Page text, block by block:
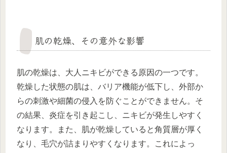
肌の乾燥、その意外な影響
肌の乾燥は、大人ニキビができる原因の一つです。
乾燥した状態の肌は、バリア機能が低下し、外部か
らの刺激や細菌の侵入を防ぐことができません。そ
の結果、炎症を引き起こし、ニキビが発生しやすく
なります。また、肌が乾燥していると角質層が厚く
なり、毛穴が詰まりやすくなります。これによっ